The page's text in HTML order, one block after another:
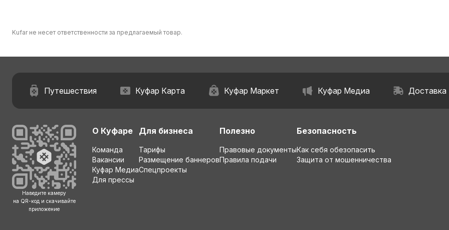
Kufar не несет ответственности за предлагаемый товар.
Путешествия Куфар Карта Куфар Маркет Куфар Медиа Доставка
Наведите камеру
на QR-код и скачивайте
приложение
О Куфаре
Команда
Вакансии
Куфар Медиа
Для прессы
Для бизнеса
Тарифы
Размещение баннеров
Спецпроекты
Полезно
Правовые документы
Правила подачи
Безопасность
Как себя обезопасить
Защита от мошенничества